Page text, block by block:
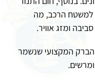
למשטח הרכב, מה
ומזג אוויר.
המקצועי שנשמר